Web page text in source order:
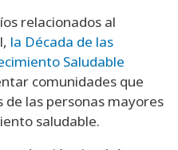
relacionados al
la Década de las
Saludable
comunidades que
de las personas mayores
saludable.